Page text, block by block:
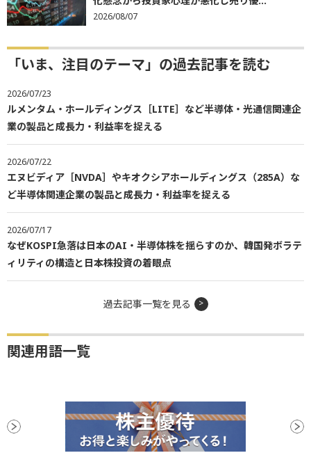
2026/08/07
「いま、注目のテーマ」の過去記事を読む
2026/07/23
ルメンタム・ホールディングス［LITE］など半導体・光通信関連企
業の製品と成長力・利益率を捉える
2026/07/22
エヌビディア［NVDA］やキオクシアホールディングス（285A）な
ど半導体関連企業の製品と成長力・利益率を捉える
2026/07/17
なぜKOSPI急落は日本のAI・半導体株を揺らすのか、韓国発ボラテ
ィリティの構造と日本株投資の着眼点
過去記事一覧を見る
関連用語一覧